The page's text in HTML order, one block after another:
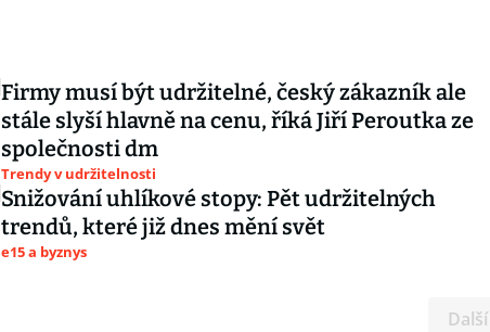
Firmy musí být udržitelné, český zákazník ale
stále slyší hlavně na cenu, říká Jiří Peroutka ze
společnosti dm
Trendy v udržitelnosti
Snižování uhlíkové stopy: Pět udržitelných
trendů, které již dnes mění svět
e15 a byznys
Další